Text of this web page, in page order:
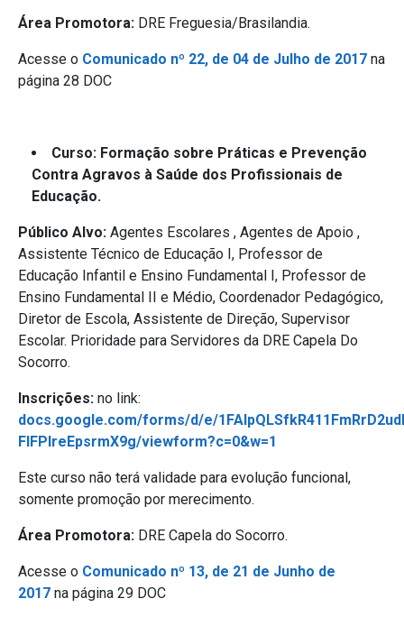
Área Promotora: DRE Freguesia/Brasilandia.
Acesse o Comunicado nº 22, de 04 de Julho de 2017 na
página 28 DOC
Curso: Formação sobre Práticas e Prevenção
Contra Agravos à Saúde dos Profissionais de
Educação.
Público Alvo: Agentes Escolares , Agentes de Apoio ,
Assistente Técnico de Educação I, Professor de
Educação Infantil e Ensino Fundamental I, Professor de
Ensino Fundamental II e Médio, Coordenador Pedagógico,
Diretor de Escola, Assistente de Direção, Supervisor
Escolar. Prioridade para Servidores da DRE Capela Do
Socorro.
Inscrições: no link:
docs.google.com/forms/d/e/
FlFPlreEpsrmX9g/viewform?c=0&w=1
Este curso não terá validade para evolução funcional,
somente promoção por merecimento.
Área Promotora: DRE Capela do Socorro.
Acesse o Comunicado nº 13, de 21 de Junho de
2017 na página 29 DOC